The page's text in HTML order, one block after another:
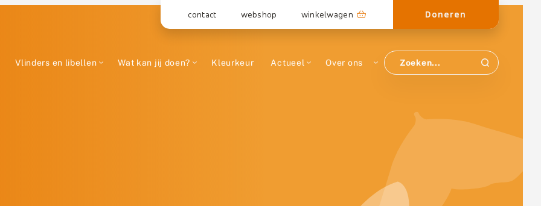
contact webshop winkelwagen Doneren
Vlinders en libellen Wat kan jij doen? Kleurkeur Actueel Over ons